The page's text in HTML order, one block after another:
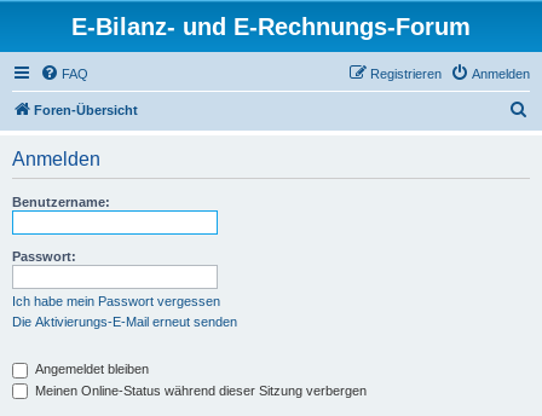
E-Bilanz- und E-Rechnungs-Forum
FAQ Anmelden
Registrieren
Foren-Übersicht
Anmelden
Benutzername:
Passwort:
Ich habe mein Passwort vergessen
Die Aktivierungs-E-Mail erneut senden
Angemeldet bleiben
Meinen Online-Status während dieser Sitzung verbergen